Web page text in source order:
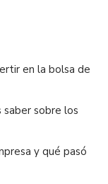
en la bolsa de
saber sobre los
y qué pasó